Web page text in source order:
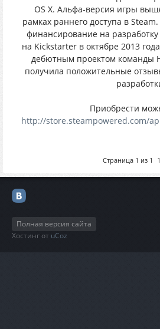
OS X. Альфа-версия игры
рамках раннего доступа в
финансирование на
на Kickstarter в октябре 2013
дебютным проектом команды
получила положительные
Приобрести
http://store.steampowered.com/
Страница 1 из 1 1
Полная версия сайта
Хостинг от uCoz